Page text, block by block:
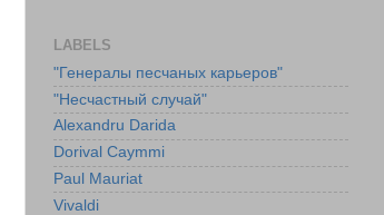
LABELS
"Генералы песчаных карьеров"
"Несчастный случай"
Alexandru Darida
Dorival Caymmi
Paul Mauriat
Vivaldi